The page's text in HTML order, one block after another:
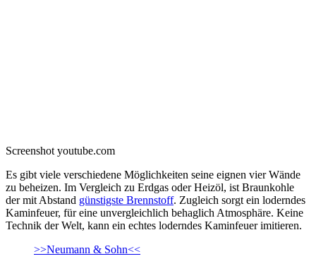
Screenshot youtube.com
Es gibt viele verschiedene Möglichkeiten seine eignen vier Wände
zu beheizen. Im Vergleich zu Erdgas oder Heizöl, ist Braunkohle
der mit Abstand günstigste Brennstoff. Zugleich sorgt ein loderndes
Kaminfeuer, für eine unvergleichlich behaglich Atmosphäre. Keine
Technik der Welt, kann ein echtes loderndes Kaminfeuer imitieren.
>>Neumann & Sohn<<